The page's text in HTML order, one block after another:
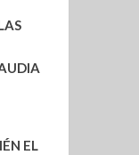
EL